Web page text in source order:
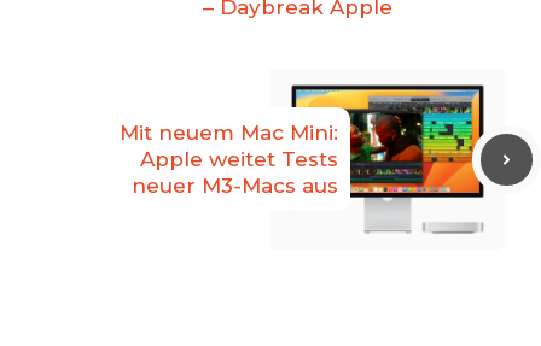
– Daybreak Apple
Mit neuem Mac Mini:
Apple weitet Tests
neuer M3-Macs aus